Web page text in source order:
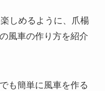
しめるように、爪楊
風車の作り方を紹介
も簡単に風車を作る